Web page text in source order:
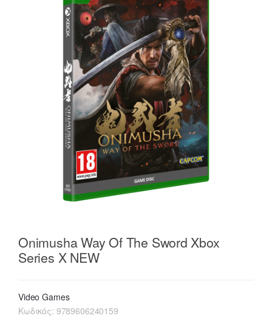
Onimusha Way Of The Sword Xbox
Series X NEW
Video Games
Κωδικός: 9789606240159